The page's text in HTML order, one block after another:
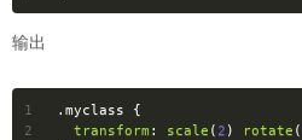
输出
1
2
.myclass {
transform : scale (2 ) rotate (